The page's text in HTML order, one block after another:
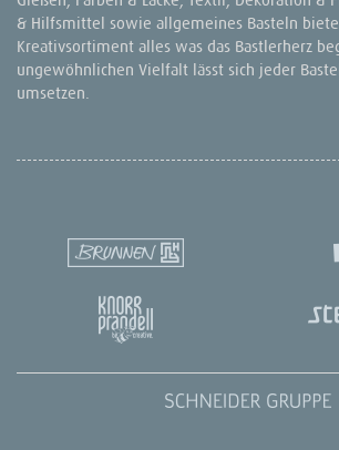
& Hilfsmittel sowie allgemeines Basteln
Kreativsortiment alles was das Bastlerherz
ungewöhnlichen Vielfalt lässt sich jeder
umsetzen.